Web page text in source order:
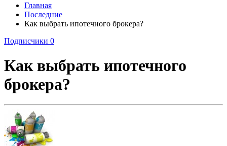
Главная
Последние
Как выбрать ипотечного брокера?
Подписчики 0
Как выбрать ипотечного
брокера?